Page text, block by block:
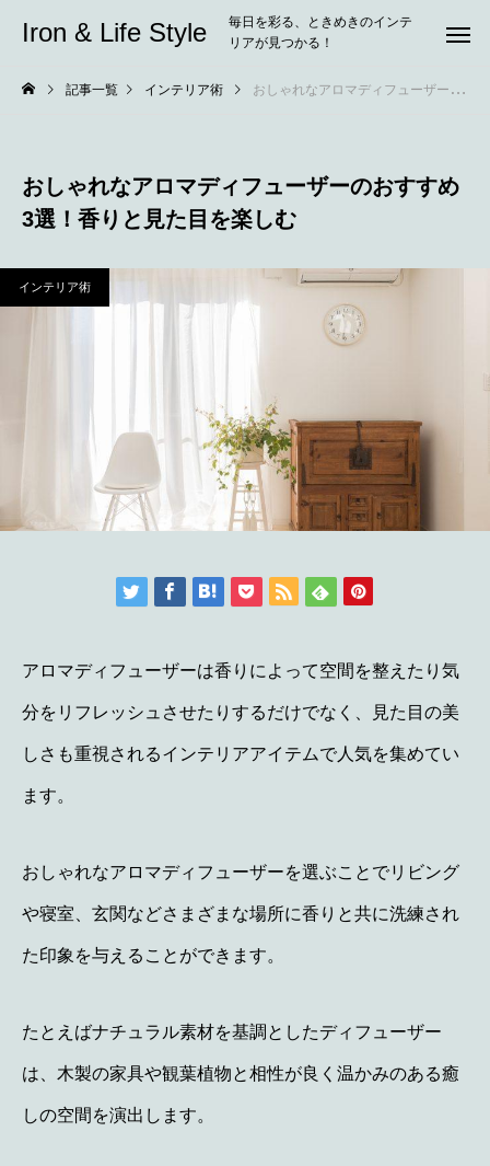
Iron & Life Style
毎日を彩る、ときめきのインテ
リアが見つかる！
記事一覧 インテリア術 おしゃれなアロマディフューザーのおすすめ3選！香りと見た目を楽しむ
おしゃれなアロマディフューザーのおすすめ
3選！香りと見た目を楽しむ
インテリア術
アロマディフューザーは香りによって空間を整えたり気
分をリフレッシュさせたりするだけでなく、見た目の美
しさも重視されるインテリアアイテムで人気を集めてい
ます。
おしゃれなアロマディフューザーを選ぶことでリビング
や寝室、玄関などさまざまな場所に香りと共に洗練され
た印象を与えることができます。
たとえばナチュラル素材を基調としたディフューザー
は、木製の家具や観葉植物と相性が良く温かみのある癒
しの空間を演出します。